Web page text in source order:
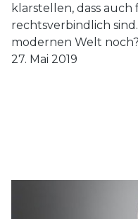
klarstellen, dass
rechtsverbindlich
modernen Welt noch?
27. Mai 2019